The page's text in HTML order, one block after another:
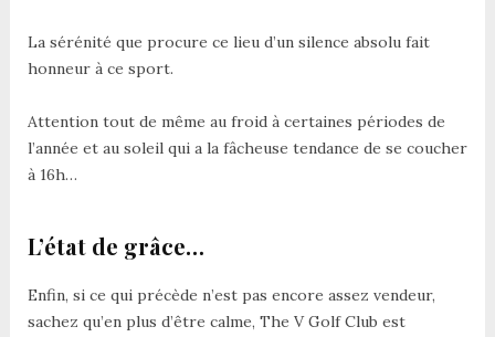
La sérénité que procure ce lieu d’un silence absolu fait
honneur à ce sport.
Attention tout de même au froid à certaines périodes de
l’année et au soleil qui a la fâcheuse tendance de se coucher
à 16h…
L’état de grâce…
Enfin, si ce qui précède n’est pas encore assez vendeur,
sachez qu’en plus d’être calme, The V Golf Club est